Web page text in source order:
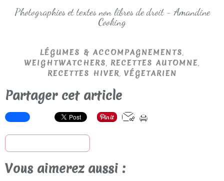
Photographies et textes non libres de droit - Amandine
Cooking
LÉGUMES & ACCOMPAGNEMENTS,
WEIGHTWATCHERS, RECETTES AUTOMNE,
RECETTES HIVER, VÉGETARIEN
Partager cet article
Vous aimerez aussi :